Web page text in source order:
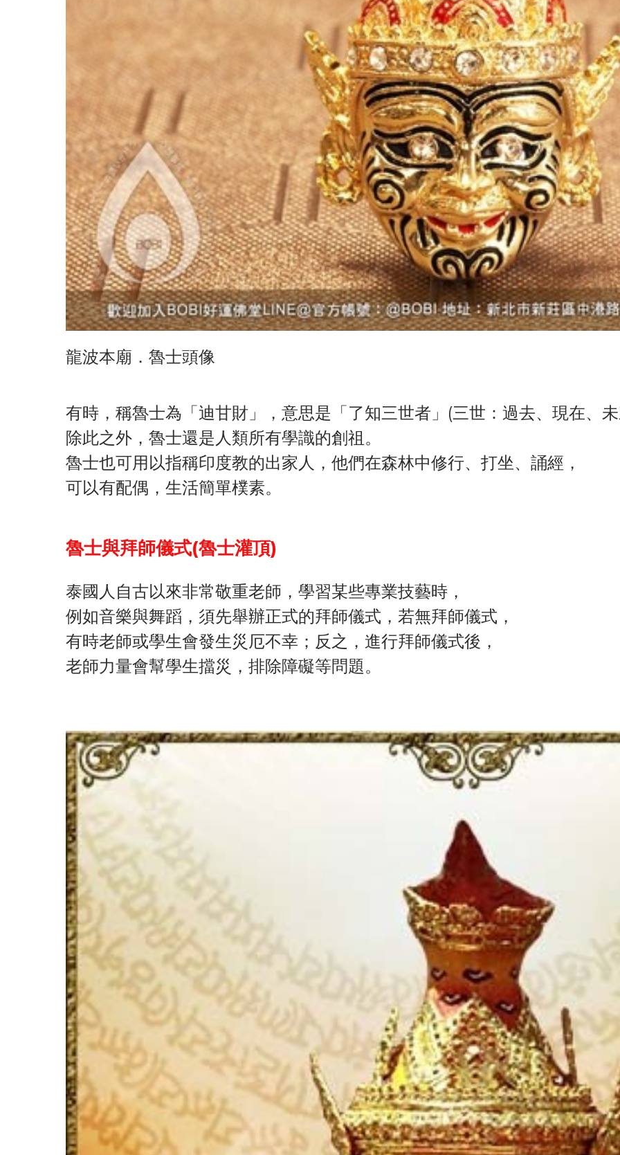
龍波本廟．魯士頭像
有時，稱魯士為「迪甘財」，意思是「了知三世者」(三世：過去、現在、
除此之外，魯士還是人類所有學識的創祖。
魯士也可用以指稱印度教的出家人，他們在森林中修行、打坐、誦經，
可以有配偶，生活簡單樸素。
魯士與拜師儀式(魯士灌頂)
泰國人自古以來非常敬重老師，學習某些專業技藝時，
例如音樂與舞蹈，須先舉辦正式的拜師儀式，若無拜師儀式，
有時老師或學生會發生災厄不幸；反之，進行拜師儀式後，
老師力量會幫學生擋災，排除障礙等問題。